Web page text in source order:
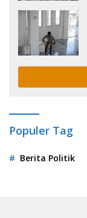
Populer Tag
Berita Politik